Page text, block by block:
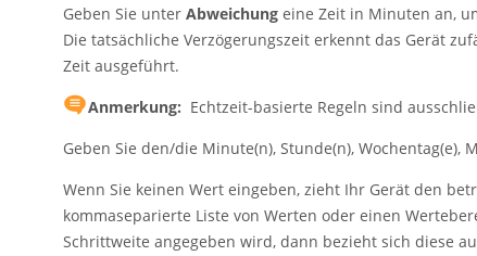
Geben Sie unter Abweichung eine Zeit in Minuten an,
Die tatsächliche Verzögerungszeit erkennt das Gerät
Zeit ausgeführt.
Anmerkung: Echtzeit-basierte Regeln sind
Geben Sie den/die Minute(n), Stunde(n),
Wenn Sie keinen Wert eingeben, zieht Ihr Gerät den
kommaseparierte Liste von Werten oder einen
Schrittweite angegeben wird, dann bezieht sich diese